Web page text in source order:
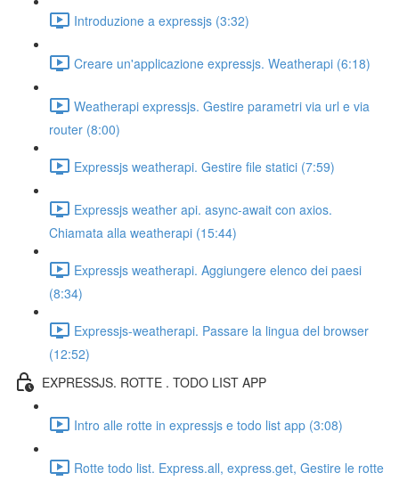
Introduzione a expressjs (3:32)
Creare un'applicazione expressjs. Weatherapi (6:18)
Weatherapi expressjs. Gestire parametri via url e via
router (8:00)
Expressjs weatherapi. Gestire file statici (7:59)
Expressjs weather api. async-await con axios.
Chiamata alla weatherapi (15:44)
Expressjs weatherapi. Aggiungere elenco dei paesi
(8:34)
Expressjs-weatherapi. Passare la lingua del browser
(12:52)
EXPRESSJS. ROTTE . TODO LIST APP
Intro alle rotte in expressjs e todo list app (3:08)
Rotte todo list. Express.all, express.get, Gestire le rotte